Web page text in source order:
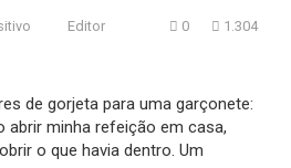
Editor 0 1.304
de gorjeta para uma garçonete:
abrir minha refeição em casa,
o que havia dentro. Um